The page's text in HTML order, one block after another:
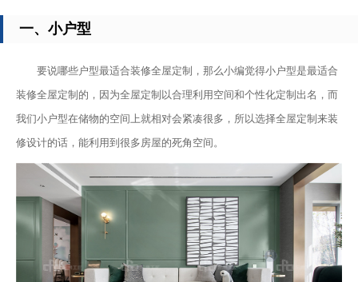
一、小户型
要说哪些户型最适合装修全屋定制，那么小编觉得小户型是最适合
装修全屋定制的，因为全屋定制以合理利用空间和个性化定制出名，而
我们小户型在储物的空间上就相对会紧凑很多，所以选择全屋定制来装
修设计的话，能利用到很多房屋的死角空间。